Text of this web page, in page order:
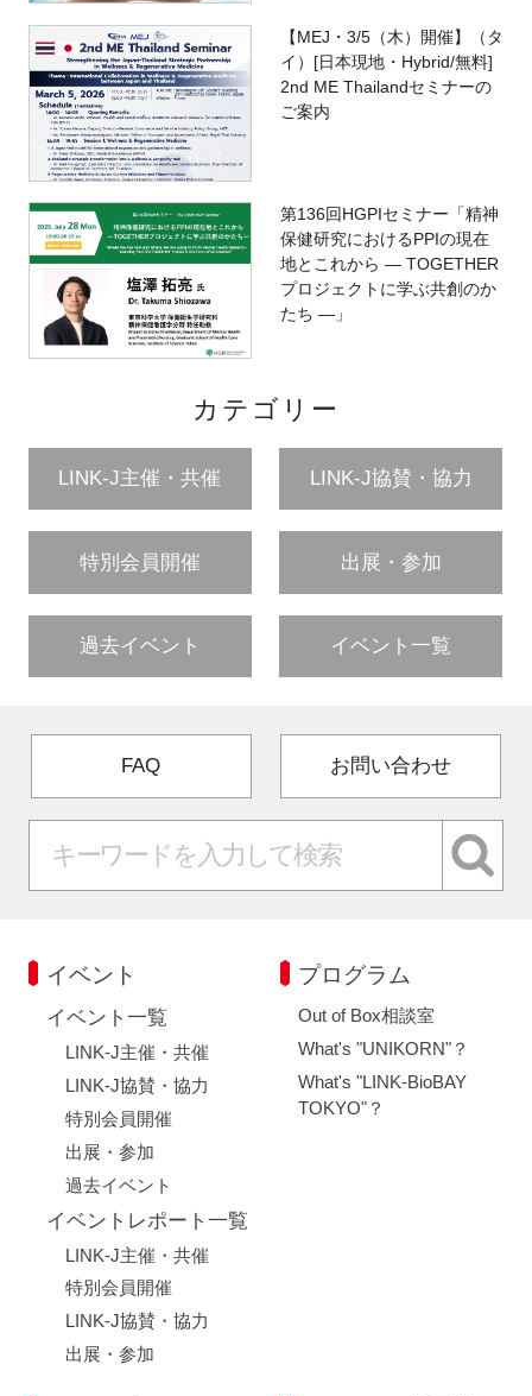
【MEJ・3/5（木）開催】（タ
イ）[日本現地・Hybrid/無料]
2nd ME Thailandセミナーの
ご案内
第136回HGPIセミナー「精神
保健研究におけるPPIの現在
地とこれから ― TOGETHER
プロジェクトに学ぶ共創のか
たち ―」
カテゴリー
LINK-J主催・共催 LINK-J協賛・協力
特別会員開催 出展・参加
過去イベント イベント一覧
FAQ お問い合わせ
イベント
イベント一覧
LINK-J主催・共催
LINK-J協賛・協力
特別会員開催
出展・参加
過去イベント
イベントレポート一覧
LINK-J主催・共催
特別会員開催
LINK-J協賛・協力
出展・参加
プログラム
Out of Box相談室
What's "UNIKORN"？
What's "LINK-BioBAY
TOKYO"？